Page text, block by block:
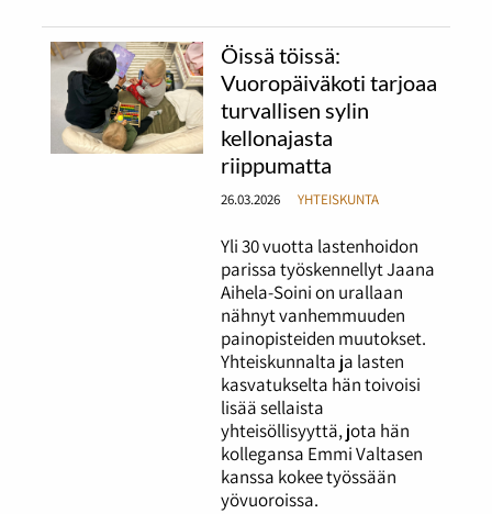
Öissä töissä:
Vuoropäiväkoti tarjoaa
turvallisen sylin
kellonajasta
riippumatta
26.03.2026 YHTEISKUNTA
Yli 30 vuotta lastenhoidon
parissa työskennellyt Jaana
Aihela-Soini on urallaan
nähnyt vanhemmuuden
painopisteiden muutokset.
Yhteiskunnalta ja lasten
kasvatukselta hän toivoisi
lisää sellaista
yhteisöllisyyttä, jota hän
kollegansa Emmi Valtasen
kanssa kokee työssään
yövuoroissa.